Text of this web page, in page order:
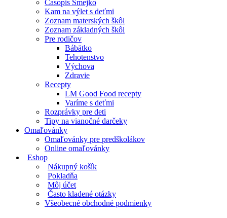
Časopis Smejko
Kam na výlet s deťmi
Zoznam materských škôl
Zoznam základných škôl
Pre rodičov
Bábätko
Tehotenstvo
Výchova
Zdravie
Recepty
LM Good Food recepty
Varíme s deťmi
Rozprávky pre deti
Tipy na vianočné darčeky
Omaľovánky
Omaľovánky pre predškolákov
Online omaľovánky
Eshop
Nákupný košík
Pokladňa
Môj účet
Často kladené otázky
Všeobecné obchodné podmienky